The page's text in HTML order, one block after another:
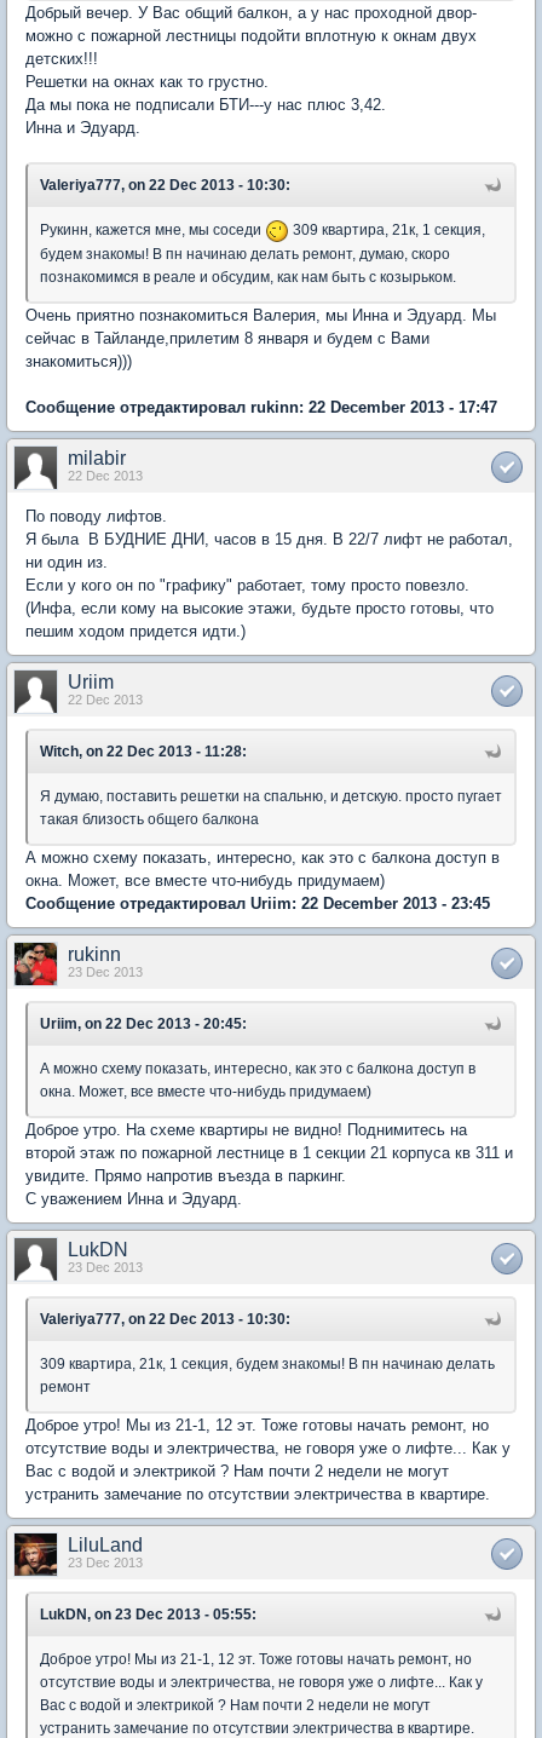
Добрый вечер. У Вас общий балкон, а у нас проходной двор-
можно с пожарной лестницы подойти вплотную к окнам двух
детских!!!
Решетки на окнах как то грустно.
Да мы пока не подписали БТИ---у нас плюс 3,42.
Инна и Эдуард.
Valeriya777, on 22 Dec 2013 - 10:30:
Рукинн, кажется мне, мы соседи
309 квартира, 21к, 1 секция,
будем знакомы! В пн начинаю делать ремонт, думаю, скоро
познакомимся в реале и обсудим, как нам быть с козырьком.
Очень приятно познакомиться Валерия, мы Инна и Эдуард. Мы
сейчас в Тайланде,прилетим 8 января и будем с Вами
знакомиться)))
Сообщение отредактировал rukinn: 22 December 2013 - 17:47
milabir
22 Dec 2013
По поводу лифтов.
Я была В БУДНИЕ ДНИ, часов в 15 дня. В 22/7 лифт не работал,
ни один из.
Если у кого он по "графику" работает, тому просто повезло.
(Инфа, если кому на высокие этажи, будьте просто готовы, что
пешим ходом придется идти.)
Uriim
22 Dec 2013
Witch, on 22 Dec 2013 - 11:28:
Я думаю, поставить решетки на спальню, и детскую. просто пугает
такая близость общего балкона
А можно схему показать, интересно, как это с балкона доступ в
окна. Может, все вместе что-нибудь придумаем)
Сообщение отредактировал Uriim: 22 December 2013 - 23:45
rukinn
23 Dec 2013
Uriim, on 22 Dec 2013 - 20:45:
А можно схему показать, интересно, как это с балкона доступ в
окна. Может, все вместе что-нибудь придумаем)
Доброе утро. На схеме квартиры не видно! Поднимитесь на
второй этаж по пожарной лестнице в 1 секции 21 корпуса кв 311 и
увидите. Прямо напротив въезда в паркинг.
С уважением Инна и Эдуард.
LukDN
23 Dec 2013
Valeriya777, on 22 Dec 2013 - 10:30:
309 квартира, 21к, 1 секция, будем знакомы! В пн начинаю делать
ремонт
Доброе утро! Мы из 21-1, 12 эт. Тоже готовы начать ремонт, но
отсутствие воды и электричества, не говоря уже о лифте... Как у
Вас с водой и электрикой ? Нам почти 2 недели не могут
устранить замечание по отсутствии электричества в квартире.
LiluLand
23 Dec 2013
LukDN, on 23 Dec 2013 - 05:55:
Доброе утро! Мы из 21-1, 12 эт. Тоже готовы начать ремонт, но
отсутствие воды и электричества, не говоря уже о лифте... Как у
Вас с водой и электрикой ? Нам почти 2 недели не могут
устранить замечание по отсутствии электричества в квартире.